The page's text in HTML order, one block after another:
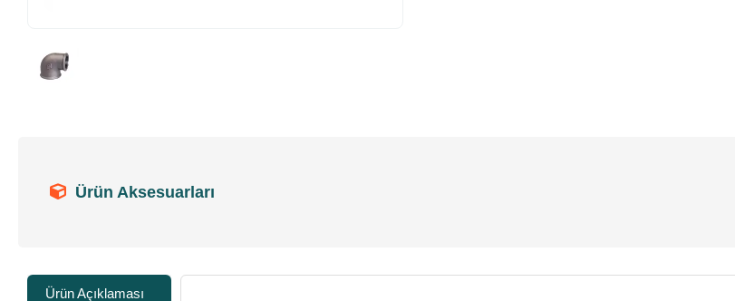
Ürün Aksesuarları
Ürün Açıklaması